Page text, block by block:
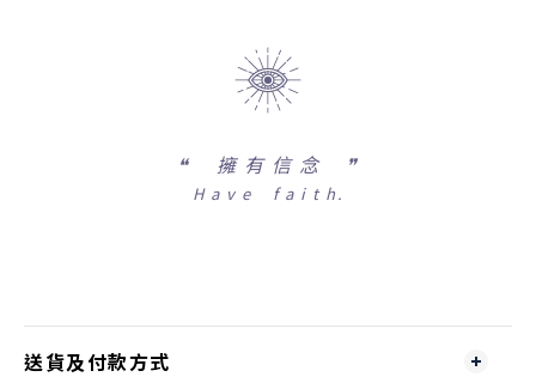
❝ 擁 有 信 念 ❞
H a v e f a i t h.
送貨及付款方式